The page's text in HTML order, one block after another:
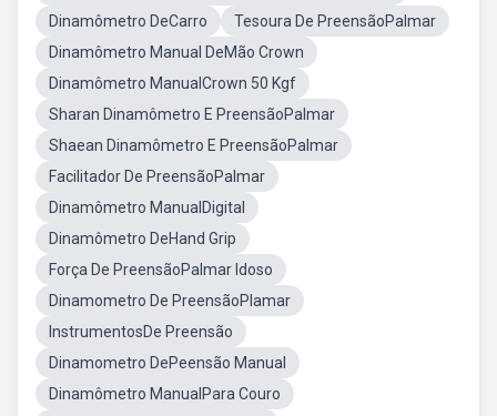
Dinamômetro DeCarro
Tesoura De PreensãoPalmar
Dinamômetro Manual DeMão Crown
Dinamômetro ManualCrown 50 Kgf
Sharan Dinamômetro E PreensãoPalmar
Shaean Dinamômetro E PreensãoPalmar
Facilitador De PreensãoPalmar
Dinamômetro ManualDigital
Dinamômetro DeHand Grip
Força De PreensãoPalmar Idoso
Dinamometro De PreensãoPlamar
InstrumentosDe Preensão
Dinamometro DePeensão Manual
Dinamômetro ManualPara Couro